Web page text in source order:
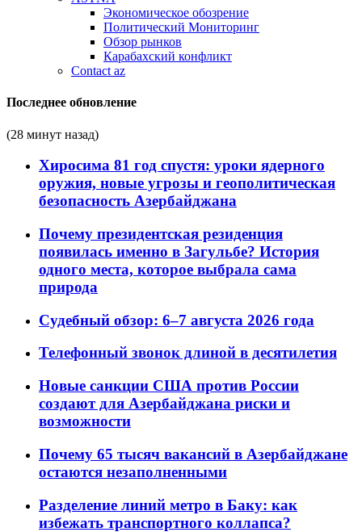
Экономическое обозрение
Политический Мониторинг
Обзор рынков
Карабахский конфликт
Contact az
Последнее обновление
(28 минут назад)
Хиросима 81 год спустя: уроки ядерного
оружия, новые угрозы и геополитическая
безопасность Азербайджана
Почему президентская резиденция
появилась именно в Загульбе? История
одного места, которое выбрала сама
природа
Судебный обзор: 6–7 августа 2026 года
Телефонный звонок длиной в десятилетия
Новые санкции США против России
создают для Азербайджана риски и
возможности
Почему 65 тысяч вакансий в Азербайджане
остаются незаполненными
Разделение линий метро в Баку: как
избежать транспортного коллапса?